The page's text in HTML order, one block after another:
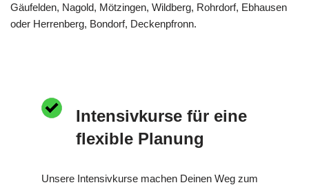
Gäufelden, Nagold, Mötzingen, Wildberg, Rohrdorf, Ebhausen
oder Herrenberg, Bondorf, Deckenpfronn.
Intensivkurse für eine
flexible Planung
Unsere Intensivkurse machen Deinen Weg zum